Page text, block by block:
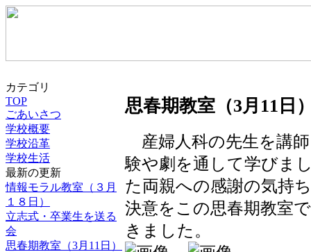
カテゴリ
TOP
ごあいさつ
学校概要
学校沿革
学校生活
最新の更新
情報モラル教室（３月
１８日）
立志式・卒業生を送る
会
思春期教室（3月11日）
思春期教室（3月11日
産婦人科の先生を講
験や劇を通して学びま
た両親への感謝の気持
決意をこの思春期教室
きました。